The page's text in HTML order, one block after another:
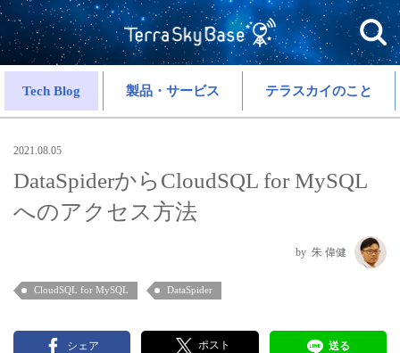
Tech Blog 製品・サービス テラスカイのこと
2021.08.05
DataSpiderからCloudSQL for MySQL
へのアクセス方法
朱 偉健
CloudSQL for MySQL DataSpider
シェア ポスト 送る